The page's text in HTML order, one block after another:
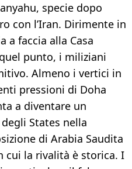
specie dopo
con l’Iran. Dirimente in
a faccia alla Casa
punto, i miliziani
Almeno i vertici in
pressioni di Doha
a diventare un
States nella
di Arabia Saudita
cui la rivalità è storica. I